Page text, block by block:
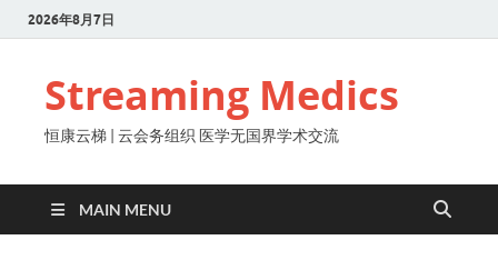
2026年8月7日
Streaming Medics
恒康云梯 | 云会务组织 医学无国界学术交流
MAIN MENU